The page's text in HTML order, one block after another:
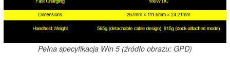
Pełna specyfikacja Win 5 (źródło obrazu: GPD)